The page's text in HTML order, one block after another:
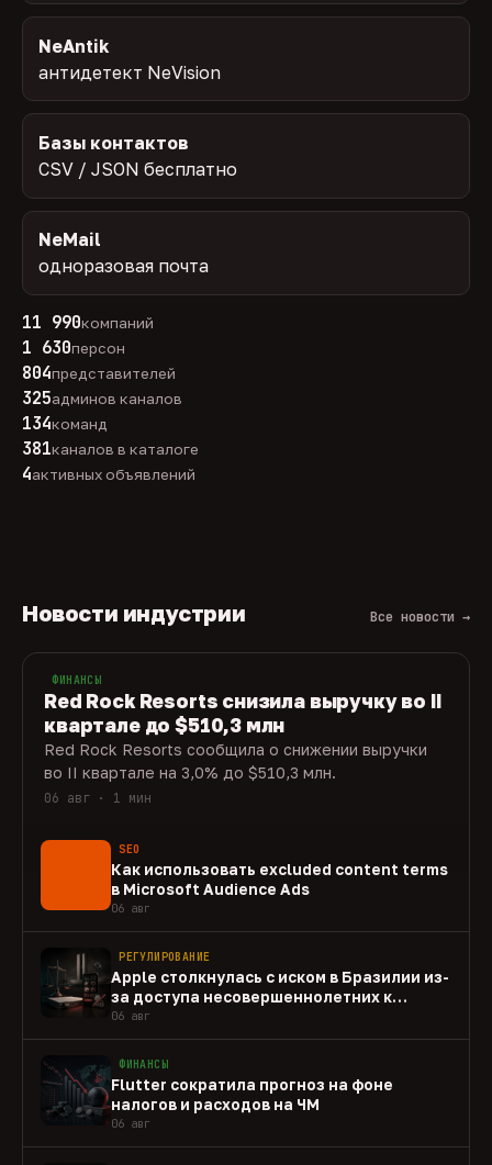
NeAntik
антидетект NeVision
Базы контактов
CSV / JSON бесплатно
NeMail
одноразовая почта
11 990компаний
1 630персон
804представителей
325админов каналов
134команд
381каналов в каталоге
4активных объявлений
Новости индустрии Все новости →
ФИНАНСЫ
Red Rock Resorts снизила выручку во II
квартале до $510,3 млн
Red Rock Resorts сообщила о снижении выручки
во II квартале на 3,0% до $510,3 млн.
06 авг · 1 мин
SEO
Как использовать excluded content terms
в Microsoft Audience Ads
06 авг
РЕГУЛИРОВАНИЕ
Apple столкнулась с иском в Бразилии из-
за доступа несовершеннолетних к
gambling-приложениям
06 авг
ФИНАНСЫ
Flutter сократила прогноз на фоне
налогов и расходов на ЧМ
06 авг